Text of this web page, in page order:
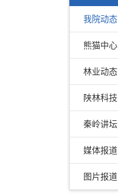
我院动态
熊猫中心
林业动态
陕林科技
秦岭讲坛
媒体报道
图片报道